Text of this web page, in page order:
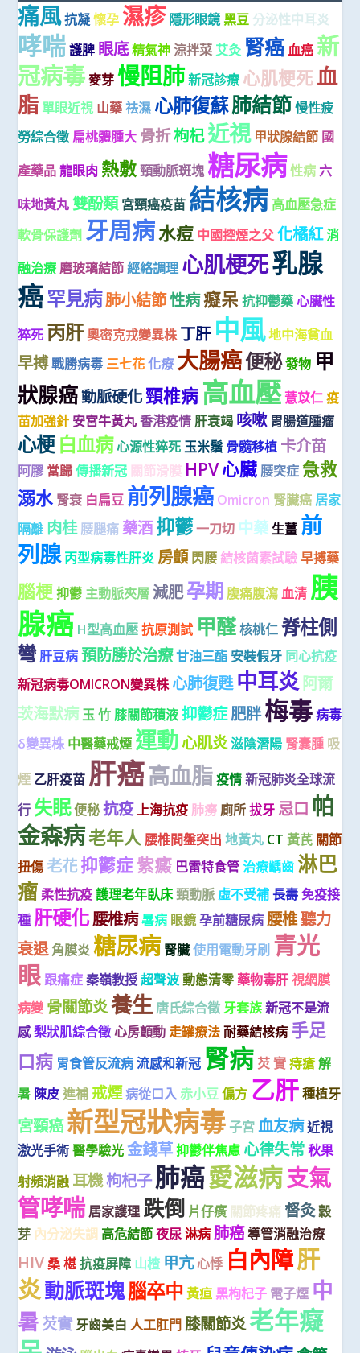
痛風抗凝 懷孕 濕疹 隱形眼鏡黑豆 分泌性中耳炎
哮喘 護脾 眼底精氣神 涼拌菜 艾灸 腎癌 血癌 新
冠病毒 麥芽 慢阻肺新冠診療 心肌梗死血
脂 單眼近視 山藥 祛濕 心肺復蘇肺結節 慢性疲
勞綜合徵 扁桃體腫大 骨折枸杞近視 甲狀腺結節 國
產藥品 龍眼肉 熱敷 頸動脈斑塊 糖尿病性病 六
味地黃丸 雙酚類 宮頸癌疫苗 結核病 高血壓急症
軟骨保護劑 牙周病水痘 中國控煙之父 化橘紅消
融治療 磨玻璃結節 經絡調理 心肌梗死乳腺
癌罕見病肺小結節性病癡呆 抗抑鬱藥 心臟性
猝死 丙肝奧密克戎變異株 丁肝 中風地中海貧血
早搏戰勝病毒 三七花 化療 大腸癌便秘發物 甲
狀腺癌動脈硬化頸椎病 高血壓 薏苡仁 疫
苗加強針 安宮牛黃丸 香港疫情 肝衰竭 咳嗽 胃腸道腫瘤
心梗 白血病心源性猝死 玉米鬚 骨髓移植 卡介苗
阿膠 當歸 傳播新冠 關節滑膜 HPV心臟 腰突症 急救
溺水 腎衰 白扁豆 前列腺癌 Omicron 腎臟癌 居家
隔離 肉桂 腰腿痛 藥酒抑鬱一刀切 中藥 生薑 前
列腺 丙型病毒性肝炎 房顫 閃腰 結核菌素試驗 早搏藥
腦梗 抑鬱 主動脈夾層 減肥孕期 腹痛腹瀉 血清 胰
腺癌 H型高血壓 抗原測試 甲醛核桃仁 脊柱側
彎 肝豆病 預防勝於治療甘油三酯 安裝假牙 同心抗疫
新冠病毒OMICRON變異株心肺復甦 中耳炎 阿爾
茨海默病 玉 竹 膝關節積液 抑鬱症肥胖梅毒 病毒
δ變異株 中醫藥戒煙 運動心肌炎滋陰潛陽 腎囊腫 吸
煙 乙肝疫苗 肝癌高血脂 疫情 新冠肺炎全球流
行 失眠便秘 抗疫上海抗疫 肺癆 廁所 拔牙 忌口 帕
金森病老年人 腰椎間盤突出 地黃丸 CT 黃芪 關節
扭傷老花抑鬱症紫癜 巴雷特食管 治療齲齒 淋巴
瘤 柔性抗疫 護理老年臥床 頸動脈 虛不受補 長壽 免疫接
種 肝硬化腰椎病暑病 眼鏡 孕前糖尿病 腰椎聽力
衰退 角膜炎 糖尿病 腎臟使用電動牙刷 青光
眼跟痛症 秦嶺教授 超聲波 動態清零 藥物毒肝 視網膜
病變 骨關節炎養生 唐氏綜合徵 牙套族 新冠不是流
感梨狀肌綜合徵心房顫動 走罐療法 耐藥結核病 手足
口病 胃食管反流病 流感和新冠 腎病 芡 實 痔瘡 解
暑 陳皮 進補 戒煙病從口入 赤小豆 偏方 乙肝 種植牙
宮頸癌新型冠狀病毒 子宮 血友病近視
激光手術 醫學驗光 金錢草 抑鬱伴焦慮 心律失常 秋果
射頻消融 耳機枸杞子肺癌愛滋病支氣
管哮喘 居家護理 跌倒 片仔癀 關節疼痛 督灸穀
芽 內分泌失調 高危結節 夜尿 淋病 肺癌導管消融治療
HIV 桑 椹 抗疫屏障 山楂 甲亢 心悸 白內障肝
炎動脈斑塊腦卒中 黃疸 黑枸杞子 電子煙 中
暑芡實 牙齒美白 人工肛門 膝關節炎老年癡